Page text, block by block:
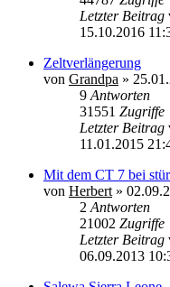
Letzter Beitrag
15.10.2016
Zeltverlängerung
von Grandpa »
9 Antworten
31551 Zugriffe
Letzter Beitrag
11.01.2015
Mit dem CT 7 bei
von Herbert »
2 Antworten
21002 Zugriffe
Letzter Beitrag
06.09.2013